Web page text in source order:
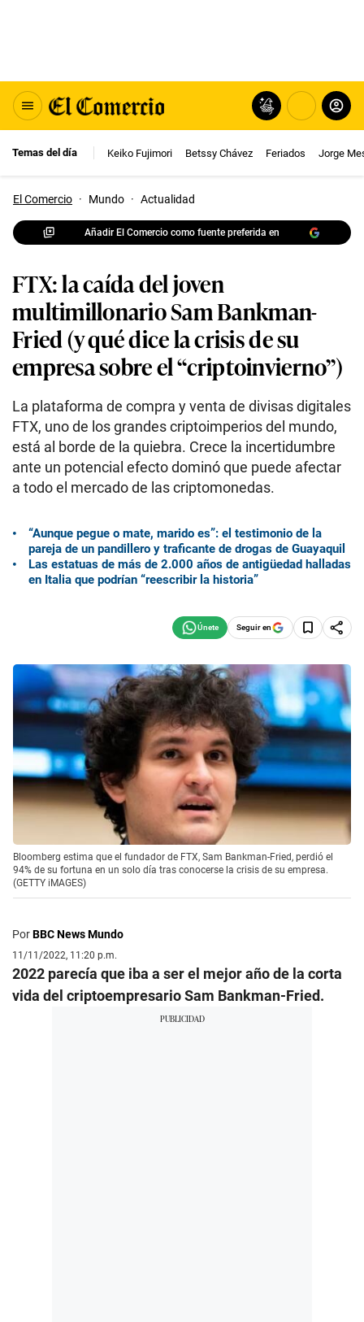
Temas del día Keiko Fujimori Betssy Chávez Feriados Jorge
El Comercio · Mundo · Actualidad
Añadir El Comercio como fuente preferida en
FTX: la caída del joven
multimillonario Sam Bankman-
Fried (y qué dice la crisis de su
empresa sobre el “criptoinvierno”)
La plataforma de compra y venta de divisas digitales
FTX, uno de los grandes criptoimperios del mundo,
está al borde de la quiebra. Crece la incertidumbre
ante un potencial efecto dominó que puede afectar
a todo el mercado de las criptomonedas.
“Aunque pegue o mate, marido es”: el testimonio de la
pareja de un pandillero y traficante de drogas de Guayaquil
Las estatuas de más de 2.000 años de antigüedad halladas
en Italia que podrían “reescribir la historia”
Seguir en
Bloomberg estima que el fundador de FTX, Sam Bankman-Fried, perdió el
94% de su fortuna en un solo día tras conocerse la crisis de su empresa.
(GETTY iMAGES)
PorBBC News Mundo
11/11/2022, 11:20 p.m.
2022 parecía que iba a ser el mejor año de la corta
vida del criptoempresario Sam Bankman-Fried.